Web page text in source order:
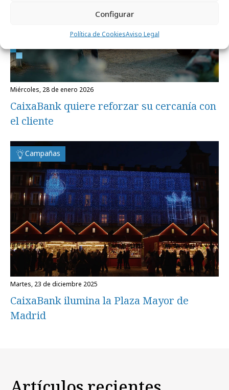
Configurar
Política de CookiesAviso Legal
miércoles, 28 de enero 2026
CaixaBank quiere reforzar su cercanía con
el cliente
Campañas
martes, 23 de diciembre 2025
CaixaBank ilumina la Plaza Mayor de
Madrid